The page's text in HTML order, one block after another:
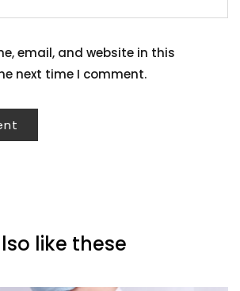
email, and website in this
next time I comment.
like these